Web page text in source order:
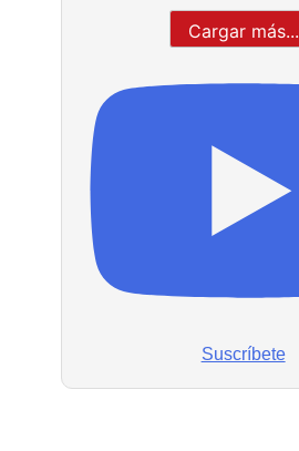
Cargar más...
Suscríbete